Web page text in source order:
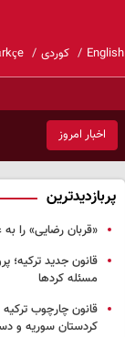
English کوردی
اخبار امروز
پربازدیدترین
«قربان رضایی» را
قانون جدید ترکیه؛
مسئله کردها
قانون چارچوب ترکیه
کردستان سوریه و